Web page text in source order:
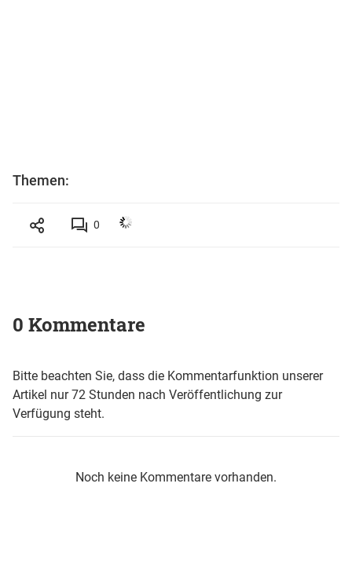
Themen:
0
0 Kommentare
Bitte beachten Sie, dass die Kommentarfunktion unserer
Artikel nur 72 Stunden nach Veröffentlichung zur
Verfügung steht.
Noch keine Kommentare vorhanden.